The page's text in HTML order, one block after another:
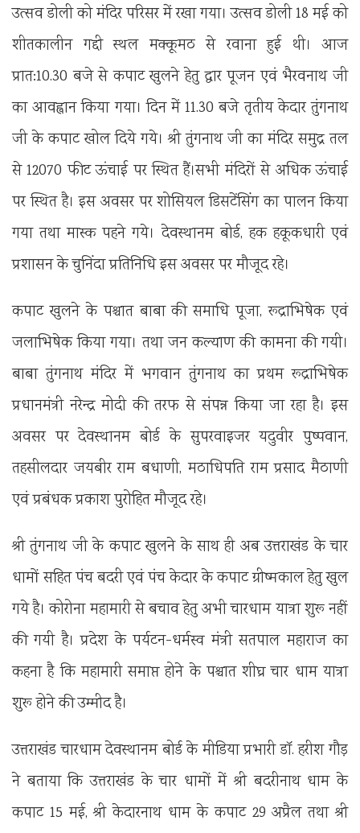
उत्सव डोली को मंदिर परिसर में रखा गया। उत्सव डोली 18 मई को
शीतकालीन गद्दी स्थल मक्कूमठ से रवाना हुई थी। आज
प्रात:10.30 बजे से कपाट खुलने हेतु द्वार पूजन एवं भैरवनाथ जी
का आवह्वान किया गया। दिन में 11.30 बजे तृतीय केदार तुंगनाथ
जी के कपाट खोल दिये गये। श्री तुंगनाथ जी का मंदिर समुद्र तल
से 12070 फीट ऊंचाई पर स्थित हैं।सभी मंदिरों से अधिक ऊंचाई
पर स्थित है। इस अवसर पर शोसियल डिसटेंसिंग का पालन किया
गया तथा मास्क पहने गये। देवस्थानम बोर्ड, हक हकूकधारी एवं
प्रशासन के चुनिंदा प्रतिनिधि इस अवसर पर मौजूद रहे।
कपाट खुलने के पश्चात बाबा की समाधि पूजा, रूद्राभिषेक एवं
जलाभिषेक किया गया। तथा जन कल्याण की कामना की गयी‌।
बाबा तुंगनाथ मंदिर में भगवान तुंगनाथ का प्रथम रूद्राभिषेक
प्रधानमंत्री नरेन्द्र मोदी की तरफ से संपन्न किया जा रहा है। इस
अवसर पर देवस्थानम बोर्ड के सुपरवाइजर यदुवीर पुष्पवान,
तहसीलदार जयबीर राम बधाणी, मठाधिपति राम प्रसाद मैठाणी
एवं प्रबंधक प्रकाश पुरोहित मौजूद रहे।
श्री तुंगनाथ जी के कपाट खुलने के साथ ही अब उत्तराखंड के चार
धामों सहित पंच बदरी एवं पंच केदार के कपाट ग्रीष्मकाल हेतु खुल
गये है। कोरोना महामारी से बचाव हेतु अभी चारधाम यात्रा शुरू नहीं
की गयी है। प्रदेश के पर्यटन-धर्मस्व मंत्री सतपाल महाराज का
कहना है कि महामारी समाप्त होने के पश्चात शीघ्र चार धाम यात्रा
शुरू होने की उम्मीद है।
उत्तराखंड चारधाम देवस्थानम बोर्ड के मीडिया प्रभारी डॉ. हरीश गौड़
ने बताया कि उत्तराखंड के चार धामों में श्री बदरीनाथ धाम के
कपाट 15 मई, श्री केदारनाथ धाम के कपाट 29 अप्रैल तथा श्री